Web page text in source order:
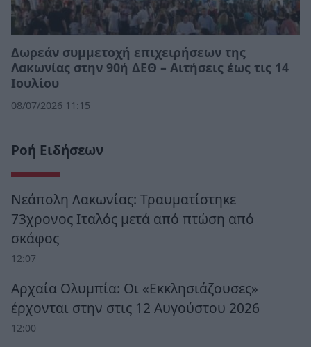
Δωρεάν συμμετοχή επιχειρήσεων της
Λακωνίας στην 90ή ΔΕΘ – Αιτήσεις έως τις 14
Ιουλίου
08/07/2026 11:15
Ροή Ειδήσεων
Νεάπολη Λακωνίας: Τραυματίστηκε
73χρονος Ιταλός μετά από πτώση από
σκάφος
12:07
Αρχαία Ολυμπία: Οι «Εκκλησιάζουσες»
έρχονται στην στις 12 Αυγούστου 2026
12:00